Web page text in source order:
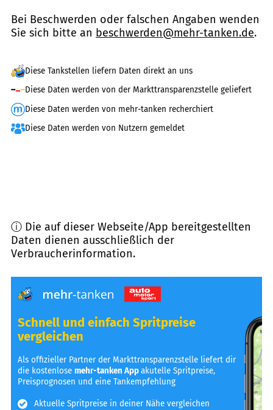
Bei Beschwerden oder falschen Angaben wenden
Sie sich bitte an beschwerden@mehr-tanken.de.
Diese Tankstellen liefern Daten direkt an uns
Diese Daten werden von der Markttransparenzstelle geliefert
Diese Daten werden von mehr-tanken recherchiert
Diese Daten werden von Nutzern gemeldet
ⓘ Die auf dieser Webseite/App bereitgestellten
Daten dienen ausschließlich der
Verbraucherinformation.
Schnell und einfach Spritpreise
vergleichen
Als offizieller Partner der Markttransparenzstelle liefert dir
die kostenlosemehr-tanken Appakutelle Spritpreise,
Preisprognosen und eine Tankempfehlung
Aktuelle Spritpreise in deiner Nähe vergleichen